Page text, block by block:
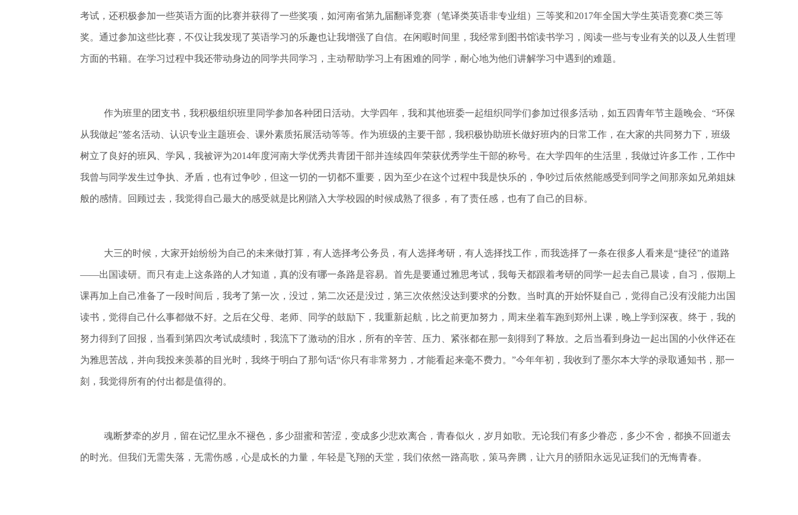
考试，还积极参加一些英语方面的比赛并获得了一些奖项，如河南省第九届翻译竞赛（笔译类英语非专业组）三等奖和2017年全国大学生英语竞赛C类三等
奖。通过参加这些比赛，不仅让我发现了英语学习的乐趣也让我增强了自信。在闲暇时间里，我经常到图书馆读书学习，阅读一些与专业有关的以及人生哲理
方面的书籍。在学习过程中我还带动身边的同学共同学习，主动帮助学习上有困难的同学，耐心地为他们讲解学习中遇到的难题。
作为班里的团支书，我积极组织班里同学参加各种团日活动。大学四年，我和其他班委一起组织同学们参加过很多活动，如五四青年节主题晚会、“环保
从我做起”签名活动、认识专业主题班会、课外素质拓展活动等等。作为班级的主要干部，我积极协助班长做好班内的日常工作，在大家的共同努力下，班级
树立了良好的班风、学风，我被评为2014年度河南大学优秀共青团干部并连续四年荣获优秀学生干部的称号。在大学四年的生活里，我做过许多工作，工作中
我曾与同学发生过争执、矛盾，也有过争吵，但这一切的一切都不重要，因为至少在这个过程中我是快乐的，争吵过后依然能感受到同学之间那亲如兄弟姐妹
般的感情。回顾过去，我觉得自己最大的感受就是比刚踏入大学校园的时候成熟了很多，有了责任感，也有了自己的目标。
大三的时候，大家开始纷纷为自己的未来做打算，有人选择考公务员，有人选择考研，有人选择找工作，而我选择了一条在很多人看来是“捷径”的道路
——出国读研。而只有走上这条路的人才知道，真的没有哪一条路是容易。首先是要通过雅思考试，我每天都跟着考研的同学一起去自己晨读，自习，假期上
课再加上自己准备了一段时间后，我考了第一次，没过，第二次还是没过，第三次依然没达到要求的分数。当时真的开始怀疑自己，觉得自己没有没能力出国
读书，觉得自己什么事都做不好。之后在父母、老师、同学的鼓励下，我重新起航，比之前更加努力，周末坐着车跑到郑州上课，晚上学到深夜。终于，我的
努力得到了回报，当看到第四次考试成绩时，我流下了激动的泪水，所有的辛苦、压力、紧张都在那一刻得到了释放。之后当看到身边一起出国的小伙伴还在
为雅思苦战，并向我投来羡慕的目光时，我终于明白了那句话“你只有非常努力，才能看起来毫不费力。”今年年初，我收到了墨尔本大学的录取通知书，那一
刻，我觉得所有的付出都是值得的。
魂断梦牵的岁月，留在记忆里永不褪色，多少甜蜜和苦涩，变成多少悲欢离合，青春似火，岁月如歌。无论我们有多少眷恋，多少不舍，都换不回逝去
的时光。但我们无需失落，无需伤感，心是成长的力量，年轻是飞翔的天堂，我们依然一路高歌，策马奔腾，让六月的骄阳永远见证我们的无悔青春。